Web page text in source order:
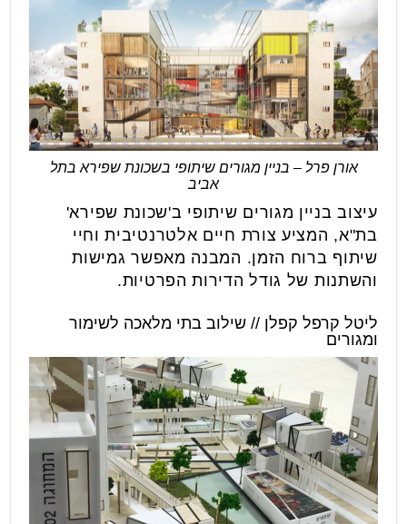
אורן פרל – בניין מגורים שיתופי בשכונת שפירא בתל
אביב
עיצוב בניין מגורים שיתופי ב'שכונת שפירא'
בת"א, המציע צורת חיים אלטרנטיבית וחיי
שיתוף ברוח הזמן. המבנה מאפשר גמישות
והשתנות של גודל הדירות הפרטיות.
ליטל קרפל קפלן // שילוב בתי מלאכה לשימור
ומגורים